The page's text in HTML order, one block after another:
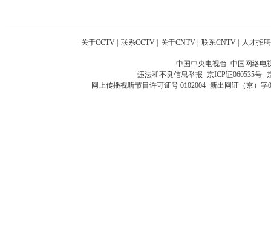
关于CCTV 联系CCTV 关于CNTV 联系CNTV 人才招聘
中国中央电视台 中国网络电
违法和不良信息举报 京ICP证060535号
网上传播视听节目许可证号 0102004 新出网证（京）